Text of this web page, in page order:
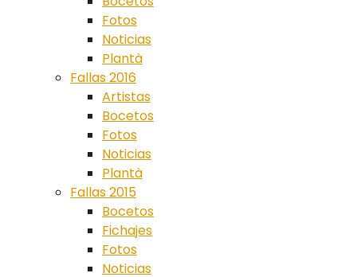
Fotos
Noticias
Plantà
Fallas 2016
Artistas
Bocetos
Fotos
Noticias
Plantà
Fallas 2015
Bocetos
Fichajes
Fotos
Noticias